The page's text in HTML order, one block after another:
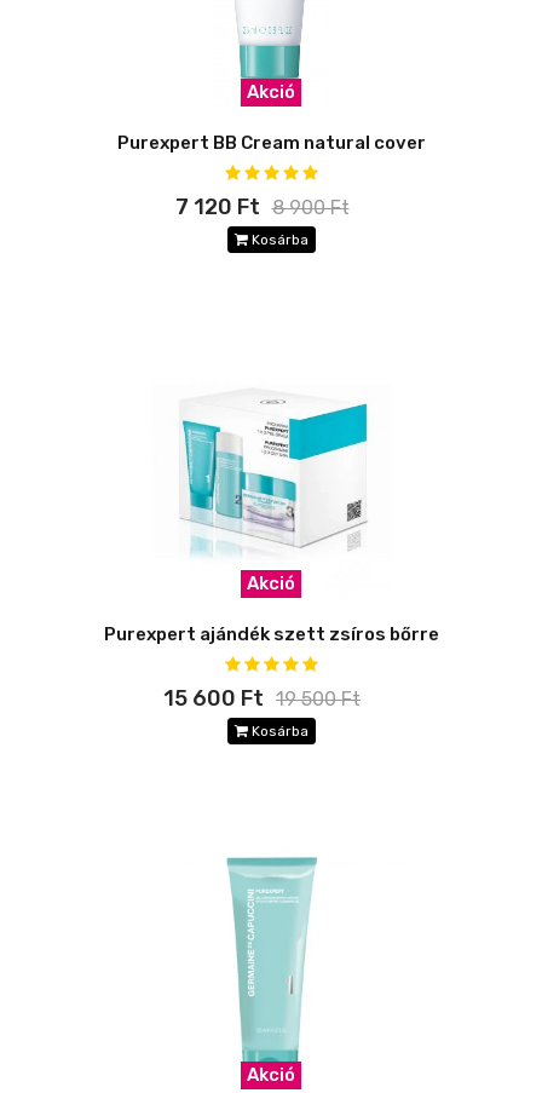
Akció
Purexpert BB Cream natural cover
7 120 Ft 8 900 Ft
Kosárba
Akció
Purexpert ajándék szett zsíros bőrre
15 600 Ft 19 500 Ft
Kosárba
Akció